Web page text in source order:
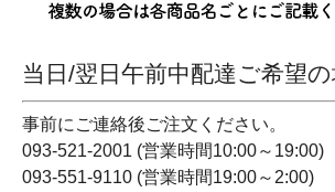
当日/翌日午前中配達ご希望
事前にご連絡後ご注文ください。
093-521-2001 (営業時間10:00～19:00)
093-551-9110 (営業時間19:00～2:00)